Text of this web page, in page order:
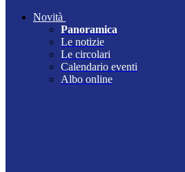
Novità
Panoramica
Le notizie
Le circolari
Calendario eventi
Albo online